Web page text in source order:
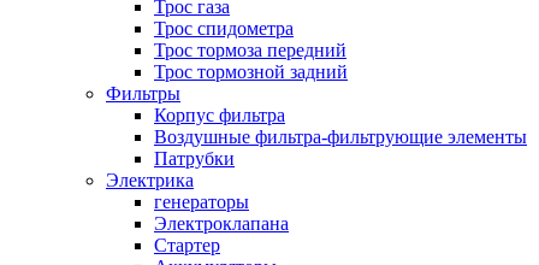
Трос газа
Трос спидометра
Трос тормоза передний
Трос тормозной задний
Фильтры
Корпус фильтра
Воздушные фильтра-фильтрующие элементы
Патрубки
Электрика
генераторы
Электроклапана
Стартер